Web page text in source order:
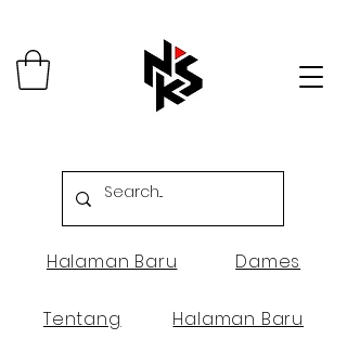
Halaman Baru Dames
Tentang Halaman Baru